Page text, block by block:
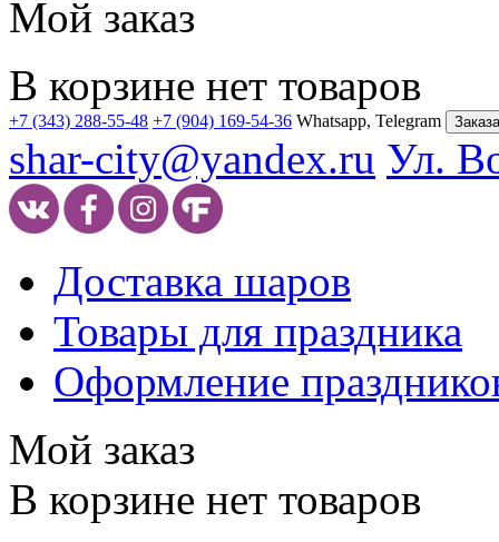
Мой заказ
В корзине нет товаров
+7 (343) 288-55-48 +7 (904) 169-54-36 Whatsapp, Telegram
shar-city@yandex.ru Ул.
Доставка шаров
Товары для праздника
Оформление
Мой заказ
В корзине нет товаров